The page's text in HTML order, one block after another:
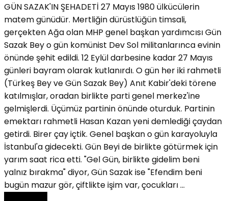
GÜN SAZAK'IN ŞEHADETİ 27 Mayıs 1980 ülkücülerin
matem günüdür. Mertliğin dürüstlüğün timsali,
gerçekten Ağa olan MHP genel başkan yardımcısı Gün
Sazak Bey o gün komünist Dev Sol militanlarınca evinin
önünde şehit edildi. 12 Eylül darbesine kadar 27 Mayıs
günleri bayram olarak kutlanırdı. O gün her iki rahmetli
(Türkeş Bey ve Gün Sazak Bey) Anıt Kabir'deki törene
katılmışlar, oradan birlikte parti genel merkez'ine
gelmişlerdi. Üçümüz partinin önünde oturduk. Partinin
emektarı rahmetli Hasan Kazan yeni demlediği çaydan
getirdi. Birer çay içtik. Genel başkan o gün karayoluyla
İstanbul'a gidecekti. Gün Beyi de birlikte götürmek için
yarım saat rica etti. "Gel Gün, birlikte gidelim beni
yalnız bırakma" diyor, Gün Sazak ise "Efendim beni
bugün mazur gör, çiftlikte işim var, çocukları ...